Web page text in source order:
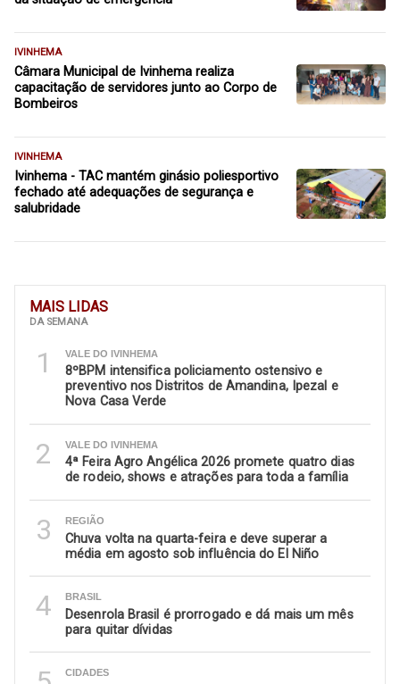
MAIS LIDAS
DA SEMANA
1 VALE DO IVINHEMA
8ºBPM intensifica policiamento ostensivo e
preventivo nos Distritos de Amandina, Ipezal e
Nova Casa Verde
2 VALE DO IVINHEMA
4ª Feira Agro Angélica 2026 promete quatro dias
de rodeio, shows e atrações para toda a família
3 REGIÃO
Chuva volta na quarta-feira e deve superar a
média em agosto sob influência do El Niño
4 BRASIL
Desenrola Brasil é prorrogado e dá mais um mês
para quitar dívidas
CIDADES
IVINHEMA
Câmara Municipal de Ivinhema realiza
capacitação de servidores junto ao Corpo de
Bombeiros
IVINHEMA
Ivinhema - TAC mantém ginásio poliesportivo
fechado até adequações de segurança e
salubridade